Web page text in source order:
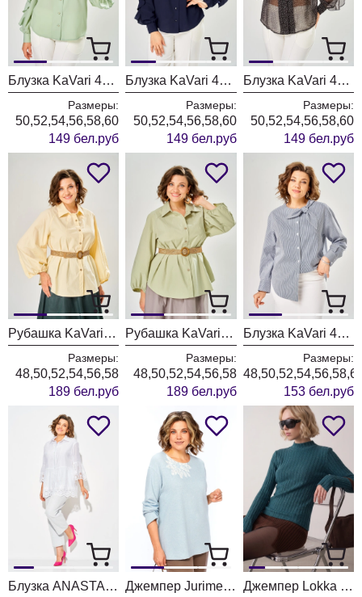
Блузка KaVari 4034-2 олива
Размеры:
50,52,54,56,58,60
149 бел.руб
Блузка KaVari 4034-1 синий
Размеры:
50,52,54,56,58,60
149 бел.руб
Блузка KaVari 4034 черный горох
Размеры:
50,52,54,56,58,60
149 бел.руб
Рубашка KaVari 4033-1 сливочное масло
Размеры:
48,50,52,54,56,58
189 бел.руб
Рубашка KaVari 4033 олива
Размеры:
48,50,52,54,56,58
189 бел.руб
Блузка KaVari 4032 синий + белый
Размеры:
153 бел.руб
Блузка ANASTASIA MAK 1325 белый Джемпер Jurimex West 3564 голубой Джемпер Lokka 1972